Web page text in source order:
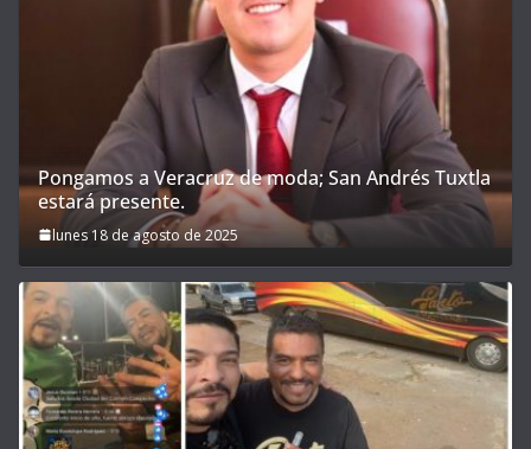
Pongamos a Veracruz de moda; San Andrés Tuxtla
estará presente.
lunes 18 de agosto de 2025